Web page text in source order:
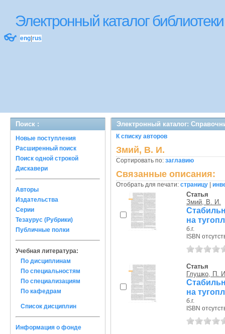
Электронный каталог
👓 eng rus
Поиск :
Новые поступления
Расширенный поиск
Поиск одной строкой
Дискавери
Авторы
Издательства
Серии
Тезаурус (Рубрики)
Публичные полки
Учебная литература:
По дисциплинам
По специальностям
По специализациям
По кафедрам
Список дисциплин
Информация о фонде
Электронный каталог:
К списку авторов
Змий, В. И.
Сортировать по: заглавию
Связанные описания:
Отобрать для печати: страницу
Статья
Змий, В. И.
на
б.г.
ISBN
Статья
Глушко, П.
на
б.г.
ISBN